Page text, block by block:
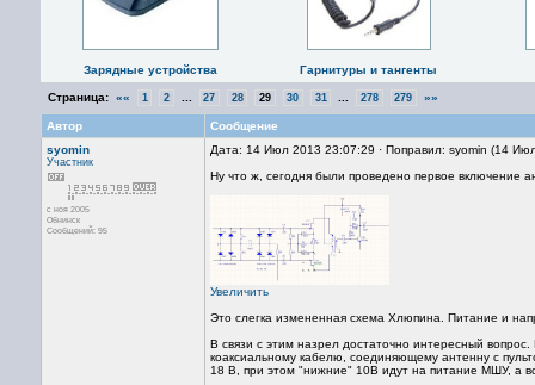
Зарядные устройства Гарнитуры и тангенты
Страница: «« 1 2 27 28 29 30 31 278 279 »»
Автор
Сообщение
syomin
Участник
с ноя 2005
Обнинск
Сообщений: 95
Дата: 14 Июл 2013 23:07:29 · Поправил: syomin (14
Ну что ж, сегодня были проведено первое включение
Увеличить
Это слегка измененная схема Хлюпина. Питание и
В связи с этим назрел достаточно интересный
коаксиальному кабелю, соединяющему антенну с
18 В, при этом "нижние" 10В идут на питание МШУ, а